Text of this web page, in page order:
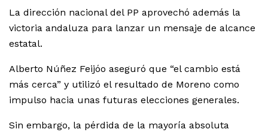
La dirección nacional del PP aprovechó además la
victoria andaluza para lanzar un mensaje de alcance
estatal.
Alberto Núñez Feijóo aseguró que “el cambio está
más cerca” y utilizó el resultado de Moreno como
impulso hacia unas futuras elecciones generales.
Sin embargo, la pérdida de la mayoría absoluta